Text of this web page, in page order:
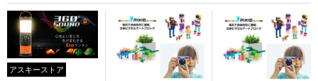
アスキーストア